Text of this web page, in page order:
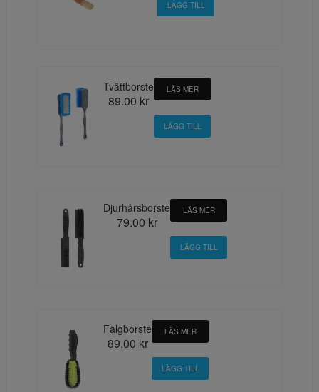
Tvättborste
89.00 kr
LÄS MER
Djurhårsborste
79.00 kr
LÄS MER
Fälgborste
89.00 kr
LÄS MER